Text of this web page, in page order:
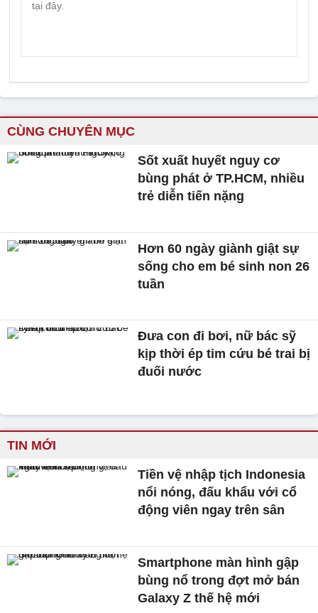
CÙNG CHUYÊN MỤC
Sốt xuất huyết nguy cơ
bùng phát ở TP.HCM, nhiều
trẻ diễn tiến nặng
Hơn 60 ngày giành giật sự
sống cho em bé sinh non 26
tuần
Đưa con đi bơi, nữ bác sỹ
kịp thời ép tim cứu bé trai bị
đuối nước
TIN MỚI
Tiền vệ nhập tịch Indonesia
nổi nóng, đấu khẩu với cổ
động viên ngay trên sân
Smartphone màn hình gập
bùng nổ trong đợt mở bán
Galaxy Z thế hệ mới